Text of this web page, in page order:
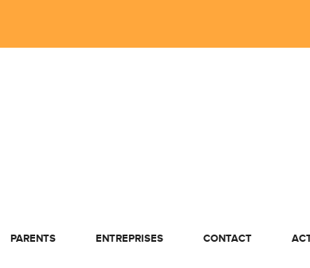
PARENTS ENTREPRISES CONTACT